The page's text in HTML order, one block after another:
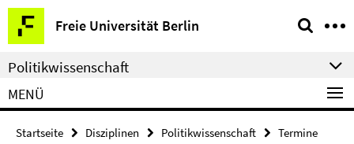
Springe
direkt
zu
Inhalt
Freie Universität Berlin
Service-
Navigation
Politikwissenschaft
MENÜ
Startseite Disziplinen Politikwissenschaft
Termine